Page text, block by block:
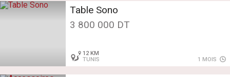
Table Sono
3 800 000 DT
12 KM
TUNIS
1 MOIS